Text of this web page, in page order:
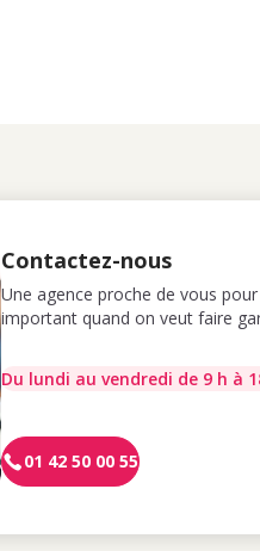
Contactez-nous
Une agence proche de vous
important quand on veut faire
Du lundi au vendredi de 9 h à
01 42 50 00 55